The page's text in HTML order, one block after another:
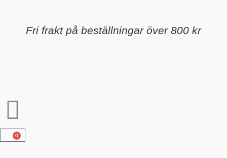
Fri frakt på beställningar över 800 kr
0